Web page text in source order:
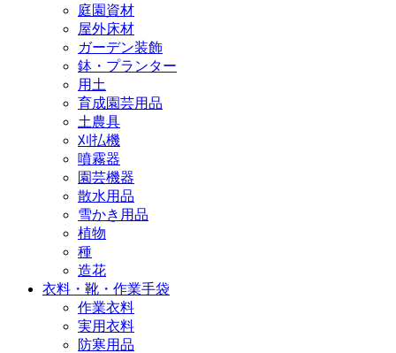
庭園資材
屋外床材
ガーデン装飾
鉢・プランター
用土
育成園芸用品
土農具
刈払機
噴霧器
園芸機器
散水用品
雪かき用品
植物
種
造花
衣料・靴・作業手袋
作業衣料
実用衣料
防寒用品